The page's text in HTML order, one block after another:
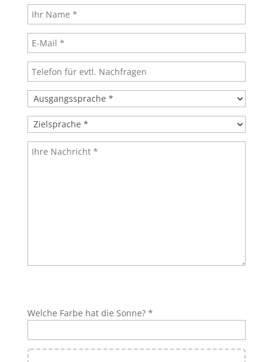
Welche Farbe hat die Sonne? *